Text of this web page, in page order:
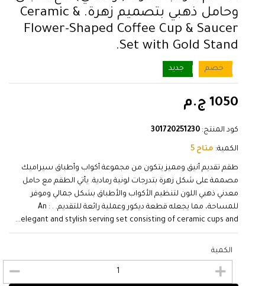
وحامل ذهبي بتصميم زهرة. & Ceramic
Flower-Shaped Coffee Cup & Saucer
Set with Gold Stand.
خصم جديد
1050 ج.م
كود المنتج: 301720251230
الكمية: متاح 5
طقم تقديم أنيق ومميز يتكون من مجموعة أكواب وأطباق سيراميك
مصممة على شكل زهرة بتدرجات لونية رمادية. يأتي الطقم مع حامل
معدني ذهبي اللون لتنظيم الأكواب والأطباق بشكل جمالي وموفر
للمساحة، مما يجعله قطعة ديكور وعملية رائعة للتقديم. . : An
elegant and stylish serving set consisting of ceramic cups and...
الكمية